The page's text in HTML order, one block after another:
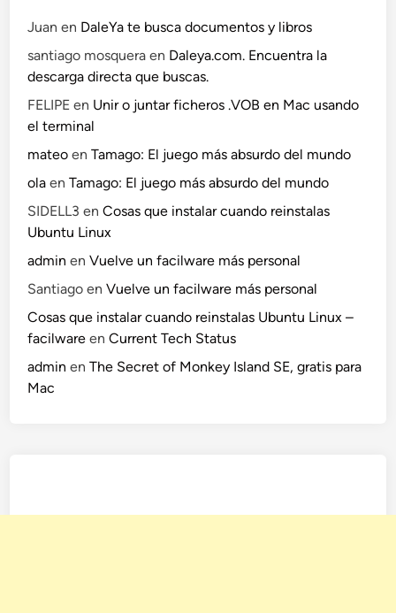
Juan en DaleYa te busca documentos y libros
santiago mosquera en Daleya.com. Encuentra la
descarga directa que buscas.
FELIPE en Unir o juntar ficheros .VOB en Mac usando
el terminal
mateo enTamago: El juego más absurdo del mundo
ola enTamago: El juego más absurdo del mundo
SIDELL3 enCosas que instalar cuando reinstalas
Ubuntu Linux
admin enVuelve un facilware más personal
Santiago enVuelve un facilware más personal
Cosas que instalar cuando reinstalas Ubuntu Linux –
facilware enCurrent Tech Status
admin enThe Secret of Monkey Island SE, gratis para
Mac